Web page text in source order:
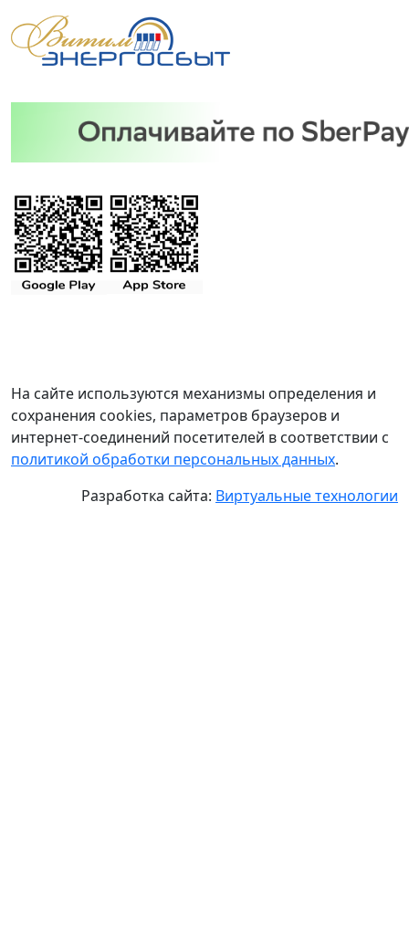
На сайте используются механизмы определения и
сохранения cookies, параметров браузеров и
интернет-соединений посетителей в соответствии с
политикой обработки персональных данных.
Разработка сайта: Виртуальные технологии